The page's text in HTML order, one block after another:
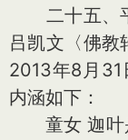
二十五、平
吕凯文〈佛教
2013年8月31
内涵如下：
童女 迦叶